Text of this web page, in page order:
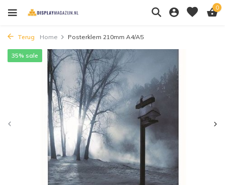
0
Terug Home Posterklem 210mm A4/A5
35% sale